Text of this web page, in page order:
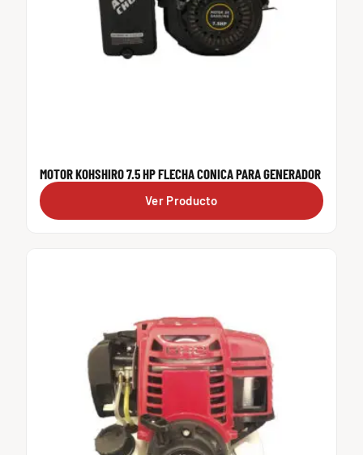
MOTOR KOHSHIRO 7.5 HP FLECHA CONICA PARA GENERADOR
Ver Producto